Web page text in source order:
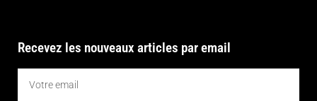
Recevez les nouveaux articles par email